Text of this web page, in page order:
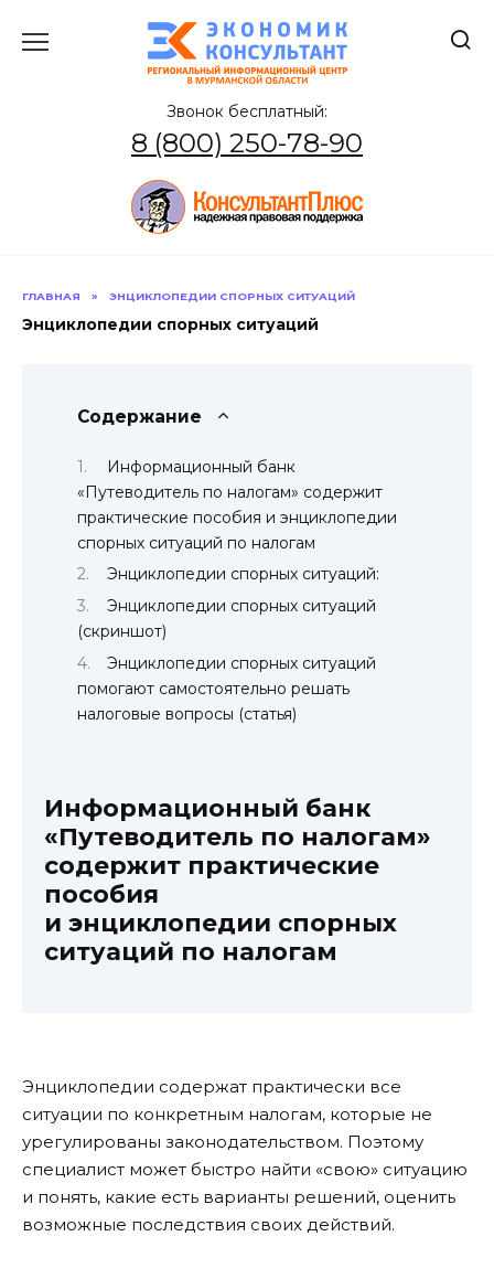
содержанию
Звонок бесплатный:
8 (800) 250-78-90
ГЛАВНАЯ » ЭНЦИКЛОПЕДИИ СПОРНЫХ СИТУАЦИЙ
Энциклопедии спорных ситуаций
Содержание
Информационный банк
«Путеводитель по налогам» содержит
практические пособия и энциклопедии
спорных ситуаций по налогам
Энциклопедии спорных ситуаций:
Энциклопедии спорных ситуаций
(скриншот)
Энциклопедии спорных ситуаций
помогают самостоятельно решать
налоговые вопросы (статья)
Информационный банк
«Путеводитель по налогам»
содержит практические
пособия
и энциклопедии спорных
ситуаций по налогам
Энциклопедии содержат практически все
ситуации по конкретным налогам, которые не
урегулированы законодательством. Поэтому
специалист может быстро найти «свою» ситуацию
и понять, какие есть варианты решений, оценить
возможные последствия своих действий.